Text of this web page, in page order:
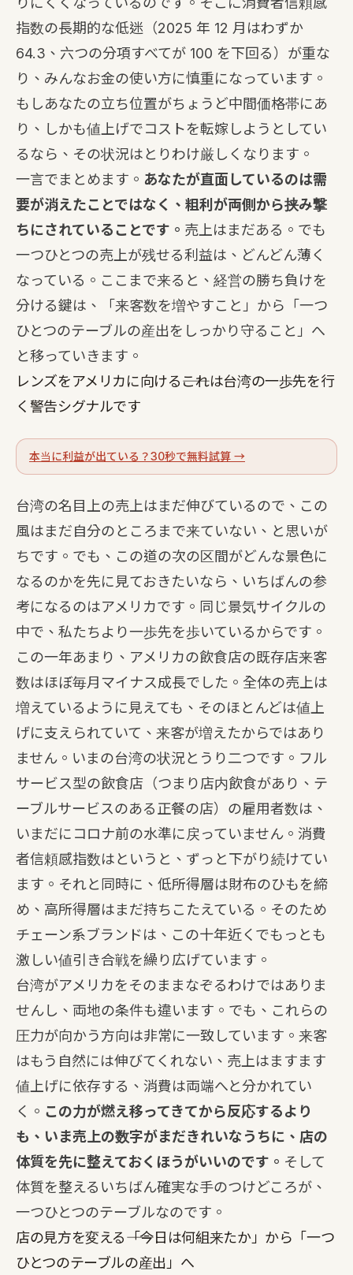
指数の長期的な低迷（2025 年 12 月はわずか
64.3、六つの分項すべてが 100 を下回る）が重な
り、みんなお金の使い方に慎重になっています。
もしあなたの立ち位置がちょうど中間価格帯にあ
り、しかも値上げでコストを転嫁しようとしてい
るなら、その状況はとりわけ厳しくなります。
一言でまとめます。 あなたが直面しているのは需
要が消えたことではなく、粗利が両側から挟み撃
ちにされていることです。 売上はまだある。でも
一つひとつの売上が残せる利益は、どんどん薄く
なっている。ここまで来ると、経営の勝ち負けを
分ける鍵は、「来客数を増やすこと」から「一つ
ひとつのテーブルの産出をしっかり守ること」へ
と移っていきます。
レンズをアメリカに向ける――これは台湾の一歩先を行
く警告シグナルです
本当に利益が出ている？30秒で無料試算 →
台湾の名目上の売上はまだ伸びているので、この
風はまだ自分のところまで来ていない、と思いが
ちです。でも、この道の次の区間がどんな景色に
なるのかを先に見ておきたいなら、いちばんの参
考になるのはアメリカです。同じ景気サイクルの
中で、私たちより一歩先を歩いているからです。
この一年あまり、アメリカの飲食店の既存店来客
数はほぼ毎月マイナス成長でした。全体の売上は
増えているように見えても、そのほとんどは値上
げに支えられていて、来客が増えたからではあり
ません。いまの台湾の状況とうり二つです。フル
サービス型の飲食店（つまり店内飲食があり、テ
ーブルサービスのある正餐の店）の雇用者数は、
いまだにコロナ前の水準に戻っていません。消費
者信頼感指数はというと、ずっと下がり続けてい
ます。それと同時に、低所得層は財布のひもを締
め、高所得層はまだ持ちこたえている。そのため
チェーン系ブランドは、この十年近くでもっとも
激しい値引き合戦を繰り広げています。
台湾がアメリカをそのままなぞるわけではありま
せんし、両地の条件も違います。でも、これらの
圧力が向かう方向は非常に一致しています。来客
はもう自然には伸びてくれない、売上はますます
値上げに依存する、消費は両端へと分かれてい
く。 この力が燃え移ってきてから反応するより
も、いま売上の数字がまだきれいなうちに、店の
体質を先に整えておくほうがいいのです。 そして
体質を整えるいちばん確実な手のつけどころが、
一つひとつのテーブルなのです。
店の見方を変える――「今日は何組来たか」から「一つ
ひとつのテーブルの産出」へ